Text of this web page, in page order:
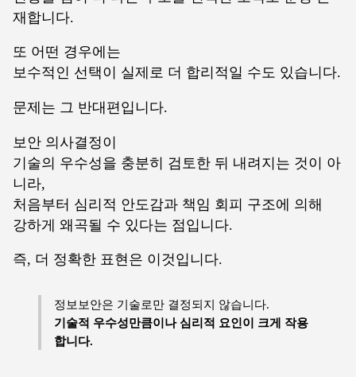
재합니다.
또 어떤 경우에는
보수적인 선택이 실제로 더 합리적일 수도 있습니다.
문제는 그 반대편입니다.
보안 의사결정이
기술의 우수성을 충분히 검토한 뒤 내려지는 것이 아
니라,
처음부터 심리적 안도감과 책임 회피 구조에 의해
강하게 왜곡될 수 있다는 점입니다.
즉, 더 정확한 표현은 이것입니다.
정보보안은 기술로만 결정되지 않습니다.
기술적 우수성만큼이나 심리적 요인이 크게 작용
합니다.